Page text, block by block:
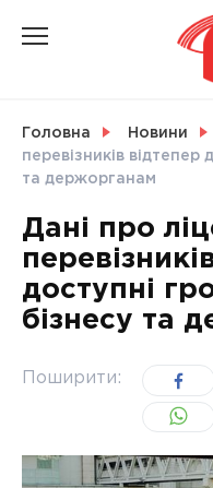
СВІТ
УКРАЇНА
Головна Новини
перевізників відтепер
та держорганам
Дані про
доступні
бізнесу та
Поширити: